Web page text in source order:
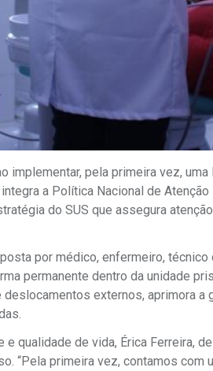
implementar, pela primeira vez,
a Política Nacional de
do SUS que assegura
por médico, enfermeiro,
permanente dentro da unidade
externos, aprimora
e qualidade de vida, Érica Ferreira,
“Pela primeira vez, contamos